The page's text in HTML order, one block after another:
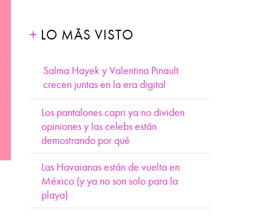
LO MÁS VISTO
Salma Hayek y Valentina Pinault
crecen juntas en la era digital
Los pantalones capri ya no dividen
opiniones y las celebs están
demostrando por qué
Las Havaianas están de vuelta en
México (y ya no son solo para la
playa)